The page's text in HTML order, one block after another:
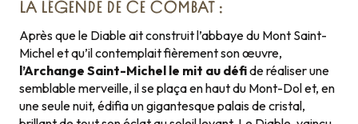
LA LÉGENDE DE CE COMBAT :
Après que le Diable ait construit l’abbaye du Mont Saint-
Michel et qu’il contemplait fièrement son œuvre,
l’Archange Saint-Michel le mit au défide réaliser une
semblable merveille, il se plaça en haut du Mont-Dol et, en
une seule nuit, édifia un gigantesque palais de cristal,